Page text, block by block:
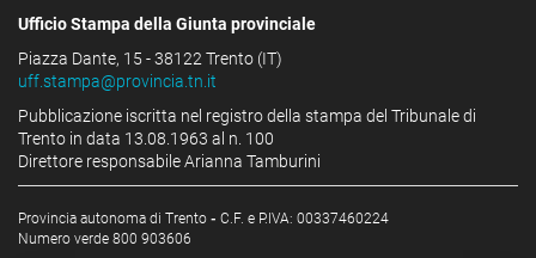
Ufficio Stampa della Giunta provinciale
Piazza Dante, 15 - 38122 Trento (IT)
uff.stampa@provincia.tn.it
Pubblicazione iscritta nel registro della stampa del Tribunale di
Trento in data 13.08.1963 al n. 100
Direttore responsabile Arianna Tamburini
Provincia autonoma di Trento - C.F. e P.IVA: 00337460224
Numero verde 800 903606